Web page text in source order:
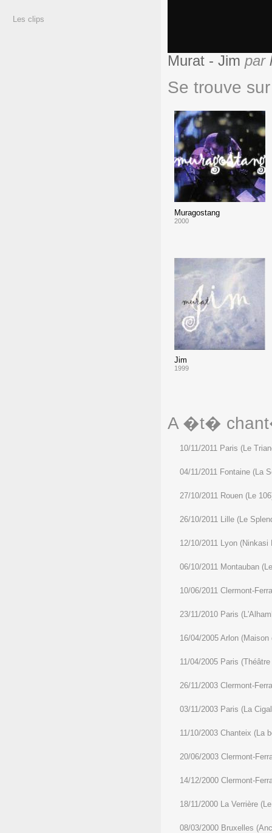
Les clips
Murat - Jim par
Se trouve
Muragostang
2000
Jim
1999
A �t�
10/11/2011 Paris (Le
04/11/2011 Fontaine (La
27/10/2011 Rouen (Le
26/10/2011 Lille (Le
12/10/2011 Lyon (Ninkasi
06/10/2011 Montauban
10/06/2011 Clermont-
23/11/2010 Paris
16/04/2005 Arlon (Maison
11/04/2005 Paris
26/11/2003 Clermont-
03/11/2003 Paris (La
11/10/2003 Chanteix (La
20/06/2003 Clermont-
14/12/2000 Clermont-
18/11/2000 La Verrière
08/03/2000 Bruxelles